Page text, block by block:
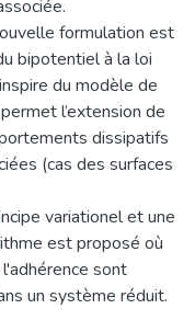
formulation est
bipotentiel à la loi
du modèle de
l’extension de
dissipatifs
(cas des surfaces
variationel et une
est proposé où
sont
un système réduit.